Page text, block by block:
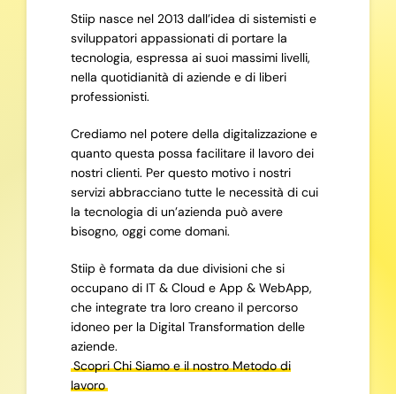
Stiip nasce nel 2013 dall’idea di sistemisti e
sviluppatori appassionati di portare la
tecnologia, espressa ai suoi massimi livelli,
nella quotidianità di aziende e di liberi
professionisti.
Crediamo nel potere della digitalizzazione e
quanto questa possa facilitare il lavoro dei
nostri clienti. Per questo motivo i nostri
servizi abbracciano tutte le necessità di cui
la tecnologia di un’azienda può avere
bisogno, oggi come domani.
Stiip è formata da due divisioni che si
occupano di IT & Cloud e App & WebApp,
che integrate tra loro creano il percorso
idoneo per la Digital Transformation delle
aziende.
Scopri Chi Siamo e il nostro Metodo di
lavoro